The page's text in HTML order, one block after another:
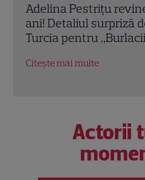
Lectie de design
Pestrițu: Cum a
vilă modernă într-un
Actorii